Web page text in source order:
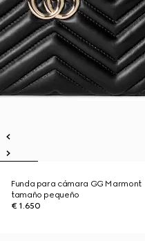
Funda para cámara GG Marmont
tamaño pequeño
€ 1.650